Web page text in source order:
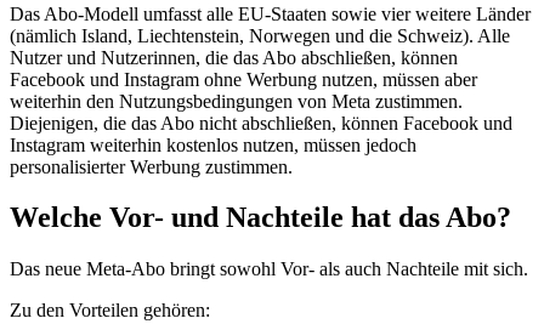
Das Abo-Modell umfasst alle EU-Staaten sowie vier weitere Länder
(nämlich Island, Liechtenstein, Norwegen und die Schweiz). Alle
Nutzer und Nutzerinnen, die das Abo abschließen, können
Facebook und Instagram ohne Werbung nutzen, müssen aber
weiterhin den Nutzungsbedingungen von Meta zustimmen.
Diejenigen, die das Abo nicht abschließen, können Facebook und
Instagram weiterhin kostenlos nutzen, müssen jedoch
personalisierter Werbung zustimmen.
Welche Vor- und Nachteile hat das Abo?
Das neue Meta-Abo bringt sowohl Vor- als auch Nachteile mit sich.
Zu den Vorteilen gehören: